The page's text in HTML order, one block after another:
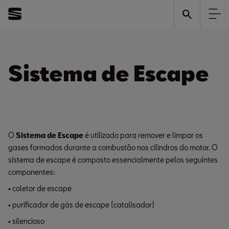
Sistema de Escape
O Sistema de Escapeé utilizado para remover e limpar os
gases formados durante a combustão nos cilindros do motor. O
sistema de escape é composto essencialmente pelos seguintes
componentes:
• coletor de escape
• purificador de gás de escape (catalisador)
• silencioso